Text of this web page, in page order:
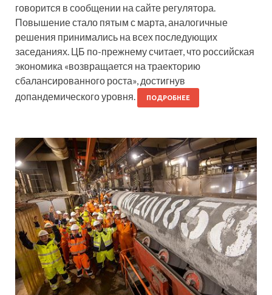
говорится в сообщении на сайте регулятора.
Повышение стало пятым с марта, аналогичные
решения принимались на всех последующих
заседаниях. ЦБ по-прежнему считает, что российская
экономика «возвращается на траекторию
сбалансированного роста», достигнув
допандемического уровня.
ПОДРОБНЕЕ